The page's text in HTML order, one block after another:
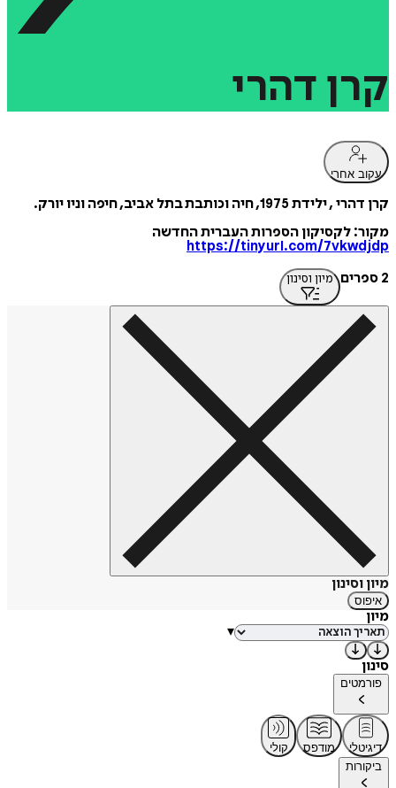
קרן דהרי
עקוב אחרי
קרן דהרי , ילידת 1975, חיה וכותבת בתל אביב, חיפה וניו יורק.
מקור: לקסיקון הספרות העברית החדשה
https://tinyurl.com/7vkwdjdp
2 ספרים
מיון וסינון
מיון וסינון
איפוס
מיון
▾
סינון
פורמטים
דיגיטלי מודפס
קולי
ביקורות